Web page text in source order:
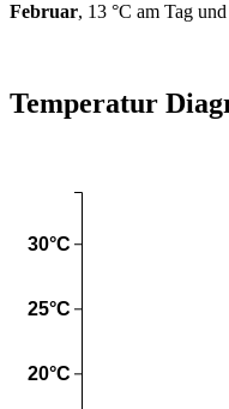
Februar, 13 °C am Tag
Temperatur